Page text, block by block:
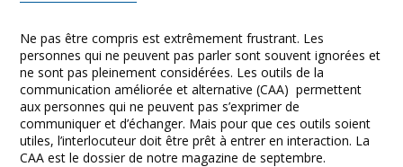
Ne pas être compris est extrêmement frustrant. Les
personnes qui ne peuvent pas parler sont souvent ignorées et
ne sont pas pleinement considérées. Les outils de la
communication améliorée et alternative (CAA) permettent
aux personnes qui ne peuvent pas s’exprimer de
communiquer et d’échanger. Mais pour que ces outils soient
utiles, l’interlocuteur doit être prêt à entrer en interaction. La
CAA est le dossier de notre magazine de septembre.